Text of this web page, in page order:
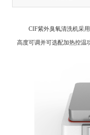
CIF紫外臭氧清洗机采
高度可调并可选配加热控温